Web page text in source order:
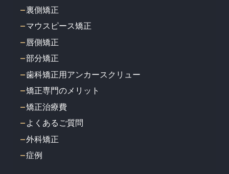
裏側矯正
マウスピース矯正
唇側矯正
部分矯正
歯科矯正用アンカースクリュー
矯正専門のメリット
矯正治療費
よくあるご質問
外科矯正
症例